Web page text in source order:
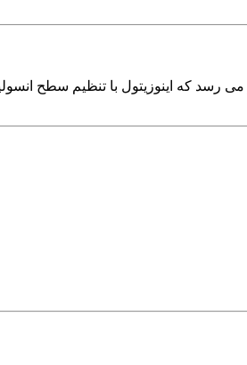
که اینوزیتول با تنظیم سطح